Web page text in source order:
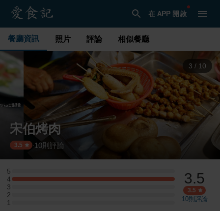
在 APP 開啟
餐廳資訊 照片 評論 相似餐廳
3 / 10
宋伯烤肉
3.5 ·10則評論
5
5 星：0 則評論
4
4 星：1 則評論
3
3 星：0 則評論
2
2 星：0 則評論
1
1 星：0 則評論
3.5
3.5
10則評論